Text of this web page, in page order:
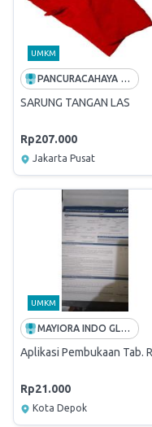
UMKM
PANCURACAHAYA WAHYU
SARUNG TANGAN LAS
Rp207.000
Jakarta Pusat
UMKM
MAYIORA INDO GLOBAL
Aplikasi Pembukaan Tab.
Rp21.000
Kota Depok